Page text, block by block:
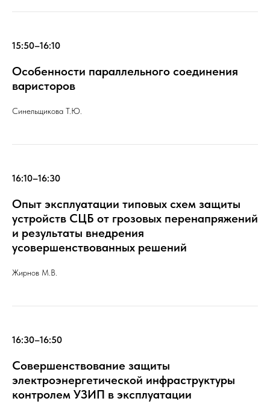
15:50–16:10
Особенности параллельного соединения
варисторов
Синельщикова Т.Ю.
16:10–16:30
Опыт эксплуатации типовых схем защиты
устройств СЦБ от грозовых перенапряжений
и результаты внедрения
усовершенствованных решений
Жирнов М.В.
16:30–16:50
Совершенствование защиты
электроэнергетической инфраструктуры
контролем УЗИП в эксплуатации